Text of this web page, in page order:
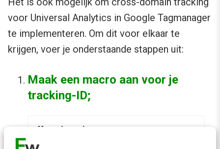
voor Universal Analytics in Google Tagmanager
te implementeren. Om dit voor elkaar te
krijgen, voer je onderstaande stappen uit:
Maak een macro aan voor je
tracking-ID;